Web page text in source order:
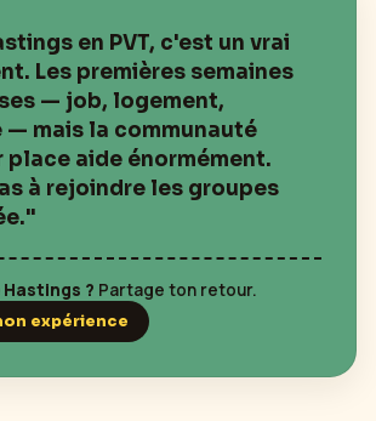
en PVT, c'est un vrai
Les premières semaines
— job, logement,
— mais la communauté
place aide énormément.
à rejoindre les groupes
Hastings ? Partage ton retour.
expérience